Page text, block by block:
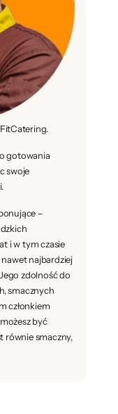
gotowania
swoje
–
i w tym czasie
nawet najbardziej
zdolność do
smacznych
członkiem
być
równie smaczny,